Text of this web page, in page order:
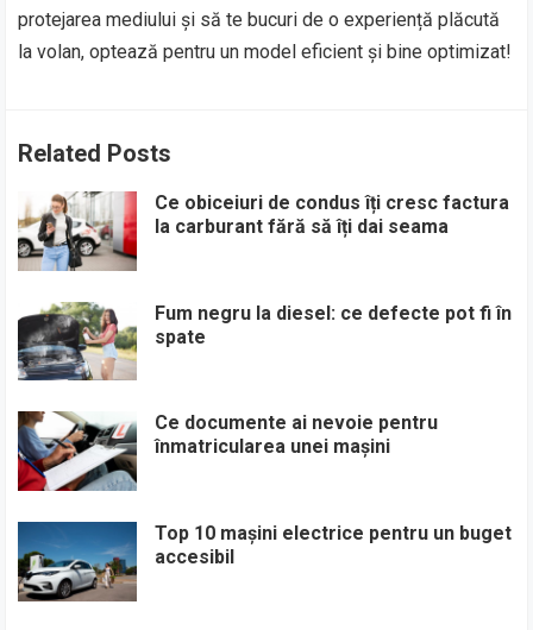
protejarea mediului și să te bucuri de o experiență plăcută
la volan, optează pentru un model eficient și bine optimizat!
Related Posts
Ce obiceiuri de condus îți cresc factura
la carburant fără să îți dai seama
Fum negru la diesel: ce defecte pot fi în
spate
Ce documente ai nevoie pentru
înmatricularea unei mașini
Top 10 mașini electrice pentru un buget
accesibil